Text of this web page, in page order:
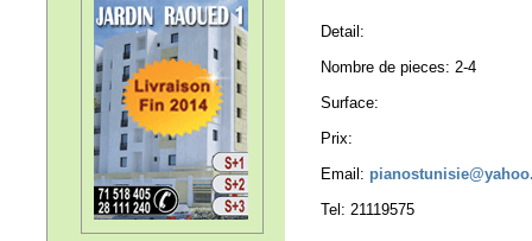
Detail:
Nombre de pieces: 2-4
Surface:
Prix:
Email:
Tel: 21119575